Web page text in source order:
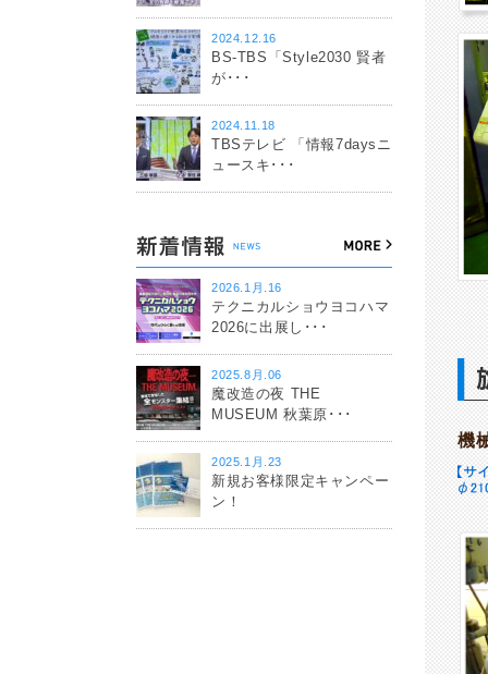
機
2024.12.16
BS-TBS「Style2030 賢者
が･･･
2024.11.18
TBSテレビ 「情報7daysニ
ュースキ･･･
2026.1月.16
テクニカルショウヨコハマ
2026に出展し･･･
2025.8月.06
魔改造の夜 THE
MUSEUM 秋葉原･･･
2025.1月.23
新規お客様限定キャンペー
ン！